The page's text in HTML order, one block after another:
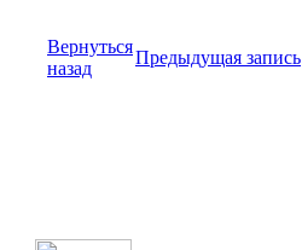
Вернуться
назад
Предыдущая запись